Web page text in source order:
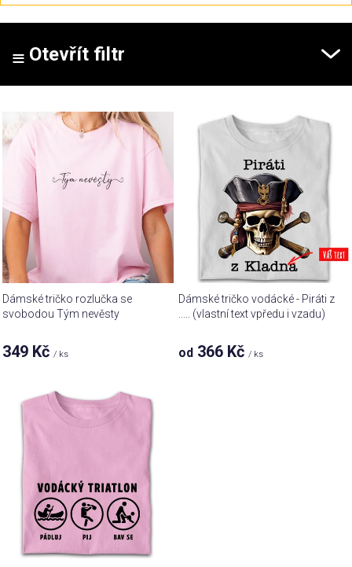
z
r
o
t
ů
Otevřít filtr
ý
p
p
r
o
d
u
k
ů
Dámské tričko rozlučka se
svobodou Tým nevěsty
349 Kč/ ks
Dámské tričko vodácké - Piráti z
..... (vlastní text vpředu i vzadu)
od 366 Kč/ ks